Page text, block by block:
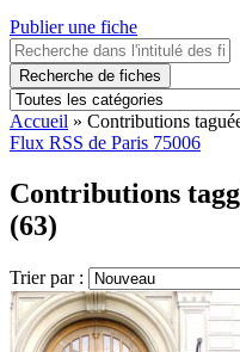
Publier une fiche
Recherche de fiches
Accueil » Contributions
Flux RSS de Paris 75006
Contributions
(63)
Trier par :